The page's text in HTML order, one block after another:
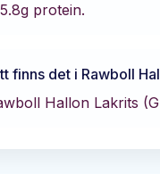
5.8g protein.
finns det i Rawboll
Hallon Lakrits